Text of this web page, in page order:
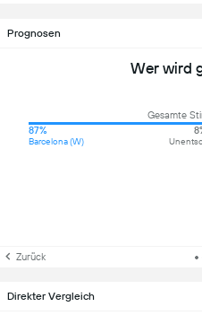
Prognosen
Wer wird
Gesamte
87%
Barcelona (W)
Zurück
Direkter Vergleich